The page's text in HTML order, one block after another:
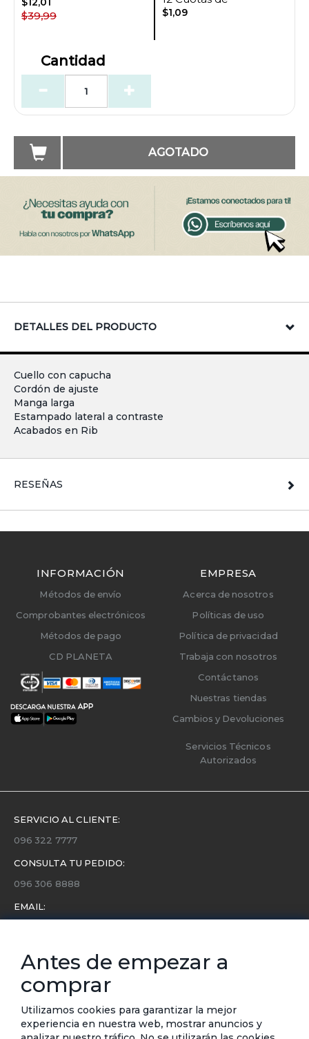
$39,99 $1,09
Cantidad
AGOTADO
DETALLES DEL PRODUCTO
Cuello con capucha
Cordón de ajuste
Manga larga
Estampado lateral a contraste
Acabados en Rib
RESEÑAS
INFORMACIÓN
Métodos de envío
Comprobantes electrónicos
Métodos de pago
CD PLANETA
EMPRESA
Acerca de nosotros
Políticas de uso
Política de privacidad
Trabaja con nosotros
Contáctanos
Nuestras tiendas
Cambios y Devoluciones
Servicios Técnicos
Autorizados
SERVICIO AL CLIENTE:
096 322 7777
CONSULTA TU PEDIDO:
096 306 8888
EMAIL:
Conoce toda la información sobre últimas colecciones,
eventos y ofertas.
Subscríbete a nuestro newsletter
SUSCRIBIRSE
Antes de empezar a
comprar
Utilizamos cookies para garantizar la mejor
experiencia en nuestra web, mostrar anuncios y